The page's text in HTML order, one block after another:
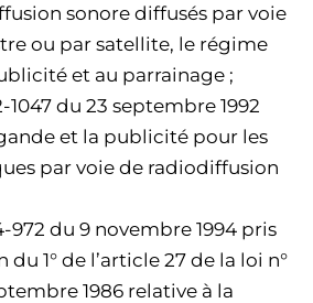
sonore diffusés par voie
ou par satellite, le régime
et au parrainage ;
1047 du 23 septembre 1992
et la publicité pour les
par voie de radiodiffusion
972 du 9 novembre 1994 pris
1° de l’article 27 de la loi n°
1986 relative à la